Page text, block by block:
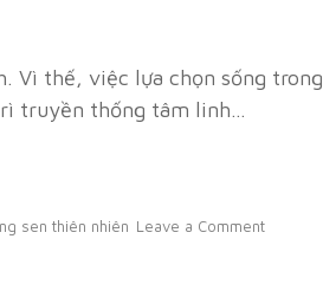
Vì thế, việc lựa chọn sống trong
truyền thống tâm linh…
sen thiên nhiên Leave a Comment